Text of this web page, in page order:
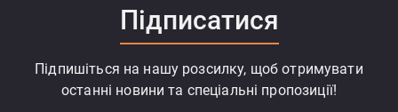
Підписатися
Підпишіться на нашу розсилку, щоб отримувати
останні новини та спеціальні пропозиції!